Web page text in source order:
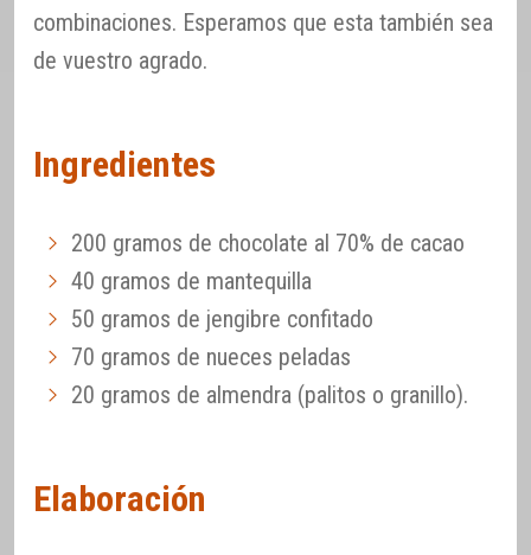
combinaciones. Esperamos que esta también sea
de vuestro agrado.
Ingredientes
200 gramos de chocolate al 70% de cacao
40 gramos de mantequilla
50 gramos de jengibre confitado
70 gramos de nueces peladas
20 gramos de almendra (palitos o granillo).
Elaboración